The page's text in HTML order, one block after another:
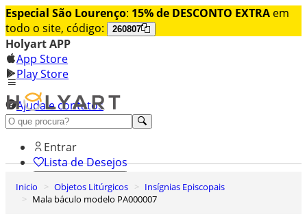
Especial São Lourenço: 15% de DESCONTO EXTRA em
todo o site, código:
260807
Holyart APP
App Store
Play Store
Ajuda e contatos
Conheça premium
Entrar
Lista de Desejos
0
Carrinho de Compras
Inicio Objetos Litúrgicos
Insígnias Episcopais
Mala báculo modelo PA000007